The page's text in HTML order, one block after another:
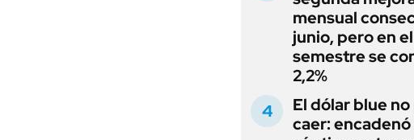
mensual
junio, pero en
semestre se
2,2%
El dólar blue
caer: encadenó